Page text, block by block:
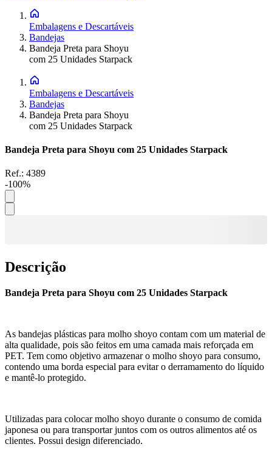
Embalagens e Descartáveis
Bandejas
Bandeja Preta para Shoyu
com 25 Unidades Starpack
Embalagens e Descartáveis
Bandejas
Bandeja Preta para Shoyu
com 25 Unidades Starpack
Bandeja Preta para Shoyu com 25 Unidades Starpack
Ref.: 4389
-100%
Descrição
Bandeja Preta para Shoyu com 25 Unidades Starpack
As bandejas plásticas para molho shoyo contam com um material de
alta qualidade, pois são feitos em uma camada mais reforçada em
PET. Tem como objetivo armazenar o molho shoyo para consumo,
contendo uma borda especial para evitar o derramamento do líquido
e mantê-lo protegido.
Utilizadas para colocar molho shoyo durante o consumo de comida
japonesa ou para transportar juntos com os outros alimentos até os
clientes. Possui design diferenciado.